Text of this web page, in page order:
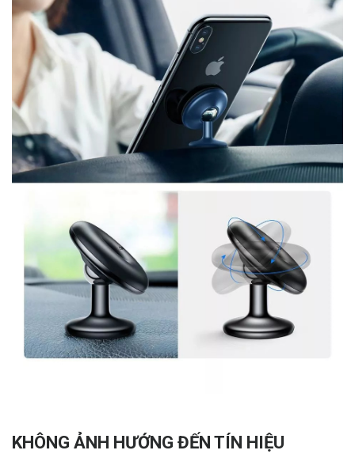
KHÔNG ẢNH HƯỚNG ĐẾN TÍN HIỆU